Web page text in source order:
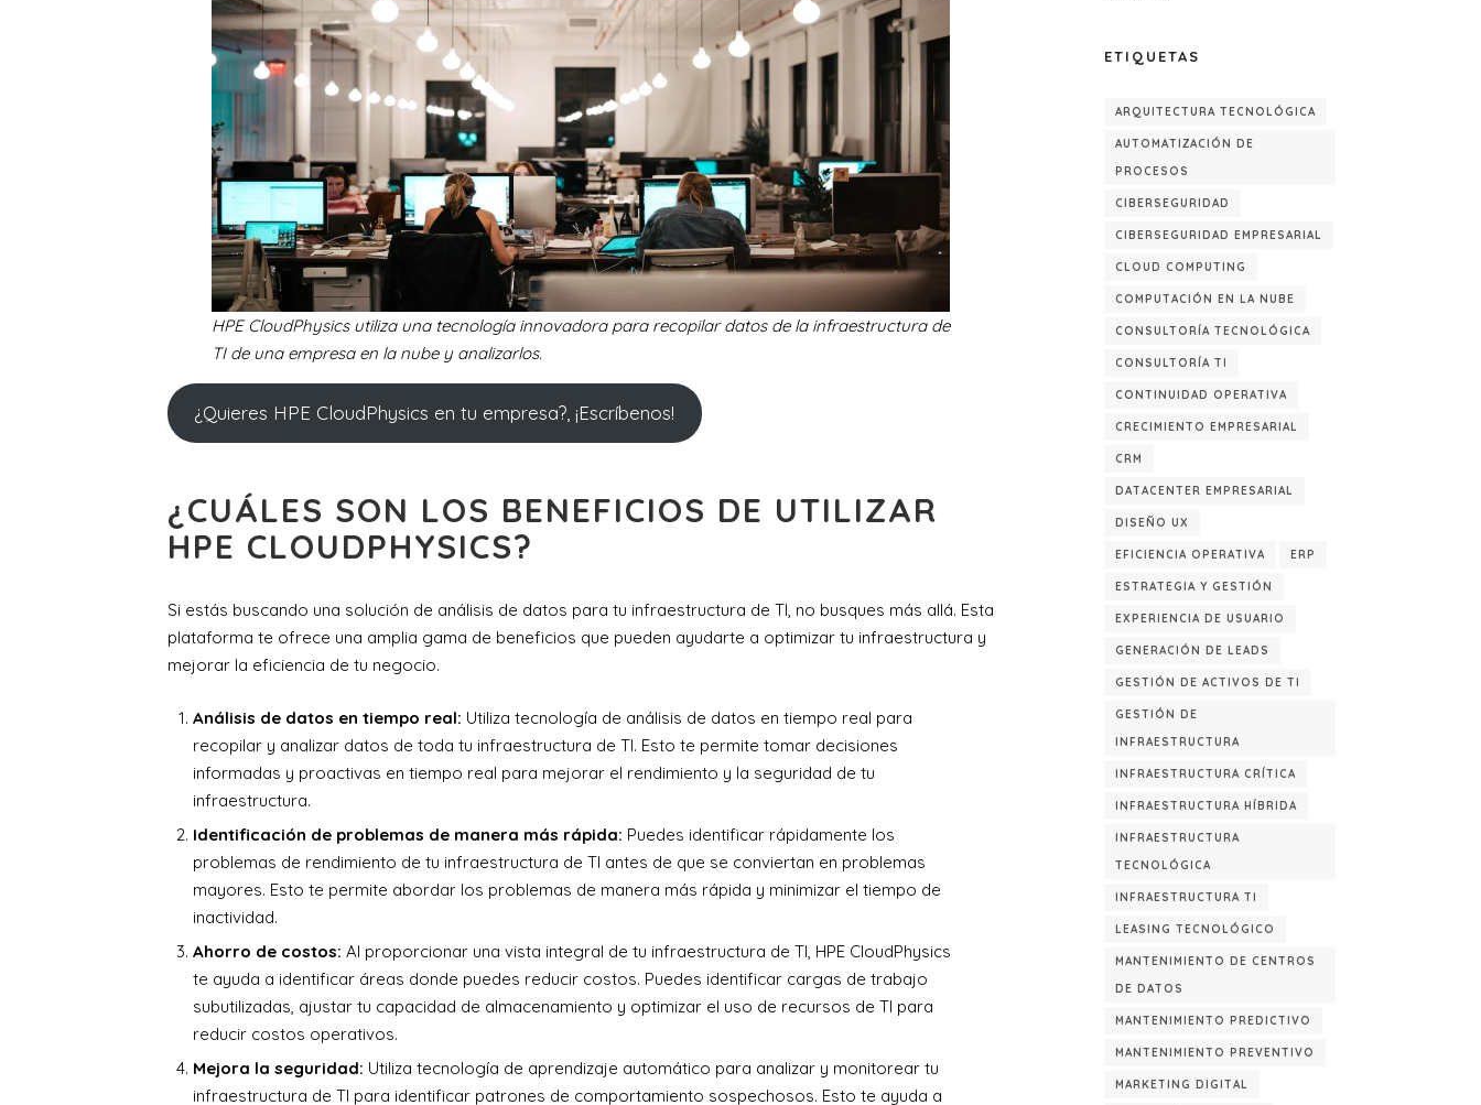
HPE CloudPhysics utiliza una tecnología innovadora para recopilar datos de la infraestructura de
TI de una empresa en la nube y analizarlos.
¿Quieres HPE CloudPhysics en tu empresa?, ¡Escríbenos!
¿CUÁLES SON LOS BENEFICIOS DE UTILIZAR
HPE CLOUDPHYSICS?
Si estás buscando una solución de análisis de datos para tu infraestructura de TI, no busques más allá. Esta
plataforma te ofrece una amplia gama de beneficios que pueden ayudarte a optimizar tu infraestructura y
mejorar la eficiencia de tu negocio.
Análisis de datos en tiempo real: Utiliza tecnología de análisis de datos en tiempo real para
recopilar y analizar datos de toda tu infraestructura de TI. Esto te permite tomar decisiones
informadas y proactivas en tiempo real para mejorar el rendimiento y la seguridad de tu
infraestructura.
Identificación de problemas de manera más rápida: Puedes identificar rápidamente los
problemas de rendimiento de tu infraestructura de TI antes de que se conviertan en problemas
mayores. Esto te permite abordar los problemas de manera más rápida y minimizar el tiempo de
inactividad.
Ahorro de costos: Al proporcionar una vista integral de tu infraestructura de TI, HPE CloudPhysics
te ayuda a identificar áreas donde puedes reducir costos. Puedes identificar cargas de trabajo
subutilizadas, ajustar tu capacidad de almacenamiento y optimizar el uso de recursos de TI para
reducir costos operativos.
Mejora la seguridad: Utiliza tecnología de aprendizaje automático para analizar y monitorear tu
infraestructura de TI para identificar patrones de comportamiento sospechosos. Esto te ayuda a
ETIQUETAS
ARQUITECTURA TECNOLÓGICA
AUTOMATIZACIÓN DE
PROCESOS
CIBERSEGURIDAD
CIBERSEGURIDAD EMPRESARIAL
CLOUD COMPUTING
COMPUTACIÓN EN LA NUBE
CONSULTORÍA TECNOLÓGICA
CONSULTORÍA TI
CONTINUIDAD OPERATIVA
CRECIMIENTO EMPRESARIAL
CRM
DATACENTER EMPRESARIAL
DISEÑO UX
EFICIENCIA OPERATIVA ERP
ESTRATEGIA Y GESTIÓN
EXPERIENCIA DE USUARIO
GENERACIÓN DE LEADS
GESTIÓN DE ACTIVOS DE TI
GESTIÓN DE
INFRAESTRUCTURA
INFRAESTRUCTURA CRÍTICA
INFRAESTRUCTURA HÍBRIDA
INFRAESTRUCTURA
TECNOLÓGICA
INFRAESTRUCTURA TI
LEASING TECNOLÓGICO
MANTENIMIENTO DE CENTROS
DE DATOS
MANTENIMIENTO PREDICTIVO
MANTENIMIENTO PREVENTIVO
MARKETING DIGITAL